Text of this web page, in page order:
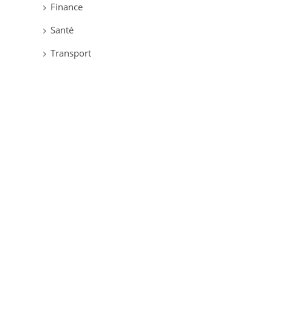
Finance
Santé
Transport